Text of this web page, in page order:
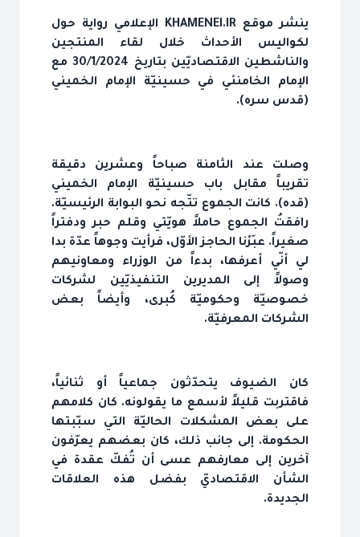
ينشر موقع KHAMENEI.IR الإعلامي رواية حول
لكواليس الأحداث خلال لقاء المنتجين
والناشطين الاقتصاديّين بتاريخ 30/1/2024 مع
الإمام الخامنئي في حسينيّة الإمام الخميني
(قدس سره).
وصلت عند الثامنة صباحاً وعشرين دقيقة
تقريباً مقابل باب حسينيّة الإمام الخميني
(قده). كانت الجموع تتّجه نحو البوابة الرئيسيّة.
رافقتُ الجموع حاملاً هويّتي وقلم حبر ودفتراً
صغيراً. عبَرْنا الحاجز الأوّل، فرأيت وجوهاً عدّة بدا
لي أنّي أعرفها، بدءاً من الوزراء ومعاونيهم
وصولاً إلى المديرين التنفيذيّين لشركات
خصوصيّة وحكوميّة كُبرى، وأيضاً بعض
الشركات المعرفيّة.
كان الضيوف يتحدّثون جماعياً أو ثنائياً،
فاقتربت قليلاً لأسمع ما يقولونه. كان كلامهم
على بعض المشكلات الحاليّة التي سبّبتها
الحكومة. إلى جانب ذلك، كان بعضهم يعرّفون
آخرين إلى معارفهم عسى أن تُفكّ عقدة في
الشأن الاقتصاديّ بفضل هذه العلاقات
الجديدة.